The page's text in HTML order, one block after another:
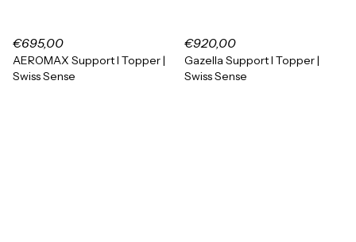
€695,00
AEROMAX Support I Topper |
Swiss Sense
€920,00
Gazella Support I Topper |
Swiss Sense